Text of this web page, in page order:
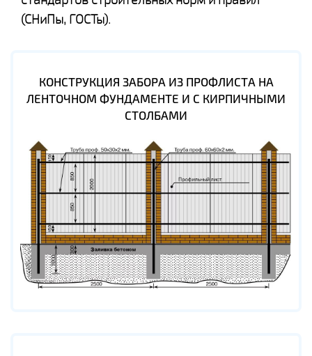
(СНиПы, ГОСТы).
КОНСТРУКЦИЯ ЗАБОРА ИЗ ПРОФЛИСТА НА
ЛЕНТОЧНОМ ФУНДАМЕНТЕ И С КИРПИЧНЫМИ
СТОЛБАМИ